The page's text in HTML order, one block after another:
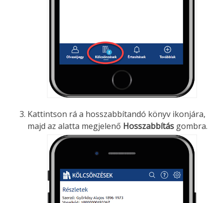
Kattintson rá a hosszabbítandó könyv ikonjára,
majd az alatta megjelenő Hosszabbítás gombra.